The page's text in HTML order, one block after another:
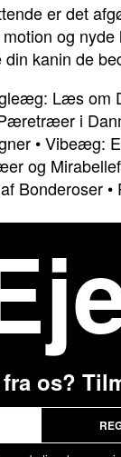
er det
og
din kanin de
Læs om
i
•Vibeæg:
og
Bonderoser •
os?